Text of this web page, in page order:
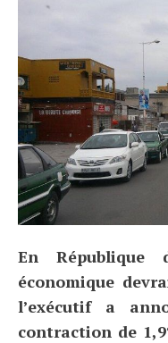
En République
économique
l’exécutif a
contraction de